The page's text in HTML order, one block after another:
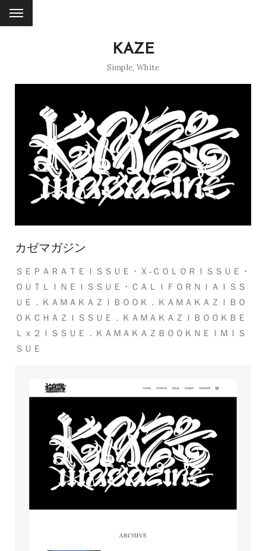
KAZE
Simple, White
カゼマガジン
ＳＥＰＡＲＡＴＥＩＳＳＵＥ・Ｘ-ＣＯＬＯＲＩＳＳＵＥ・
ＯＵＴＬＩＮＥＩＳＳＵＥ・ＣＡＬＩＦＯＲＮＩＡＩＳＳ
ＵＥ．ＫＡＭＡＫＡＺＩＢＯＯＫ．ＫＡＭＡＫＡＺＩＢＯ
ＯＫＣＨＡＺＩＳＳＵＥ．ＫＡＭＡＫＡＺＩＢＯＯＫＢＥ
Ｌｘ２ＩＳＳＵＥ．ＫＡＭＡＫＡＺＢＯＯＫＮＥＩＭＩＳ
ＳＵＥ